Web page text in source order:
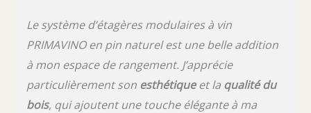
Le système d’étagères modulaires à vin
PRIMAVINO en pin naturel est une belle addition
à mon espace de rangement. J’apprécie
particulièrement son esthétiqueet la qualité du
bois, qui ajoutent une touche élégante à ma